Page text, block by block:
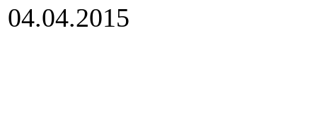
04.04.2015